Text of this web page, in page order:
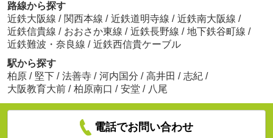
路線から探す
近鉄大阪線 / 関西本線 / 近鉄道明寺線 / 近鉄南大阪線 /
近鉄信貴線 / おおさか東線 / 近鉄長野線 / 地下鉄谷町線 /
近鉄難波・奈良線 / 近鉄西信貴ケーブル
駅から探す
柏原 / 堅下 / 法善寺 / 河内国分 / 高井田 / 志紀 /
大阪教育大前 / 柏原南口 / 安堂 / 八尾
電話でお問い合わせ